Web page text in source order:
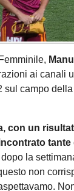
ai canali
sul campo
con un
la
non